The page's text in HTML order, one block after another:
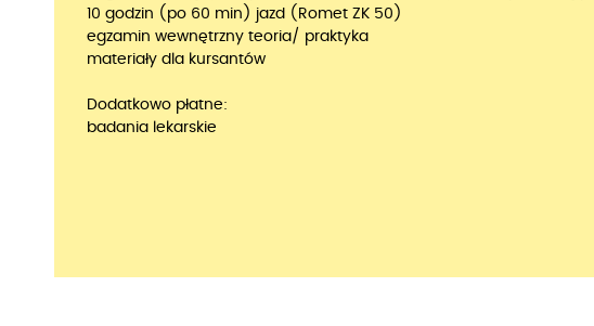
10 godzin (po 60 min) jazd (Romet ZK 50)
egzamin wewnętrzny teoria/ praktyka
materiały dla kursantów
Dodatkowo płatne:
badania lekarskie